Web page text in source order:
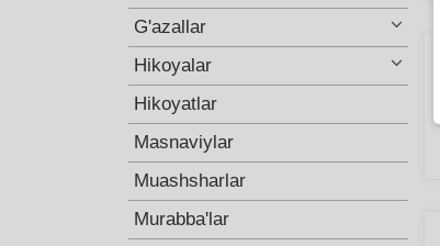
G'azallar
Hikoyalar
Hikoyatlar
Masnaviylar
Muashsharlar
Murabba'lar